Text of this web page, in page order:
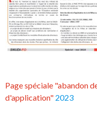
Page spéciale "abandon
d'application" 2023